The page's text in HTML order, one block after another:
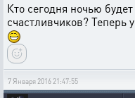
Кто сегодня ночью
счастливчиков? Теперь
7 Января 2016 21:47:55